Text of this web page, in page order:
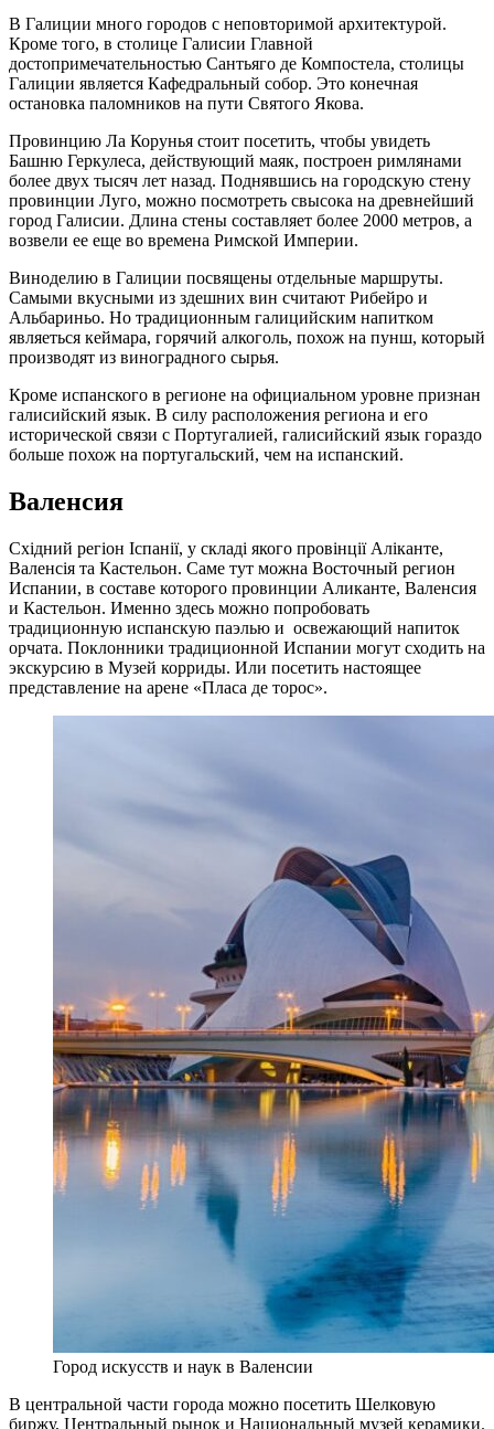
В Галиции много городов с неповторимой архитектурой.
Кроме того, в столице Галисии Главной
достопримечательностью Сантьяго де Компостела, столицы
Галиции является Кафедральный собор. Это конечная
остановка паломников на пути Святого Якова.
Провинцию Ла Корунья стоит посетить, чтобы увидеть
Башню Геркулеса, действующий маяк, построен римлянами
более двух тысяч лет назад. Поднявшись на городскую стену
провинции Луго, можно посмотреть свысока на древнейший
город Галисии. Длина стены составляет более 2000 метров, а
возвели ее еще во времена Римской Империи.
Виноделию в Галиции посвящены отдельные маршруты.
Самыми вкусными из здешних вин считают Рибейро и
Альбариньо. Но традиционным галицийским напитком
являеться кеймара, горячий алкоголь, похож на пунш, который
производят из виноградного сырья.
Кроме испанского в регионе на официальном уровне признан
галисийский язык. В силу расположения региона и его
исторической связи с Португалией, галисийский язык гораздо
больше похож на португальский, чем на испанский.
Валенсия
Східний регіон Іспанії, у складі якого провінції Аліканте,
Валенсія та Кастельон. Саме тут можна Восточный регион
Испании, в составе которого провинции Аликанте, Валенсия
и Кастельон. Именно здесь можно попробовать
традиционную испанскую паэлью и освежающий напиток
орчата. Поклонники традиционной Испании могут сходить на
экскурсию в Музей корриды. Или посетить настоящее
представление на арене «Пласа де торос».
Город искусств и наук в Валенсии
В центральной части города можно посетить Шелковую
биржу, Центральный рынок и Национальный музей керамики.